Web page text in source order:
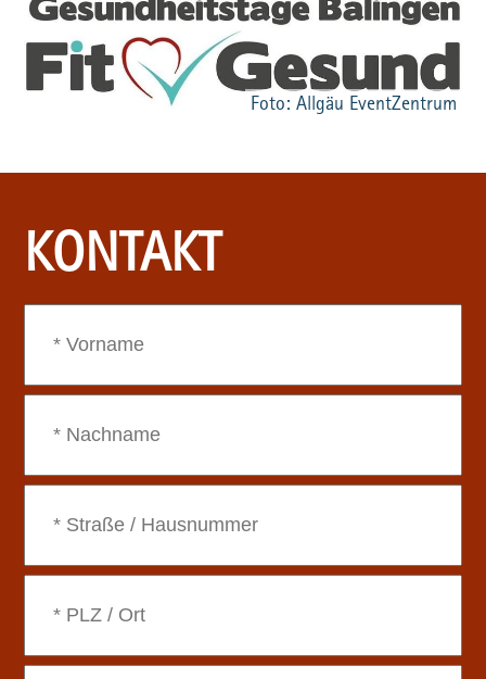
Foto: Allgäu EventZentrum
KONTAKT